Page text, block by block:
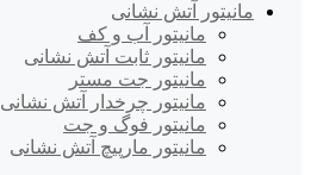
مانیتور آتش نشانی
مانیتور آب و کف
مانیتور ثابت آتش نشانی
مانیتور جت مستر
مانیتور چرخدار آتش نشانی
مانیتور فوگ و جت
مانیتور مارپیچ آتش نشانی